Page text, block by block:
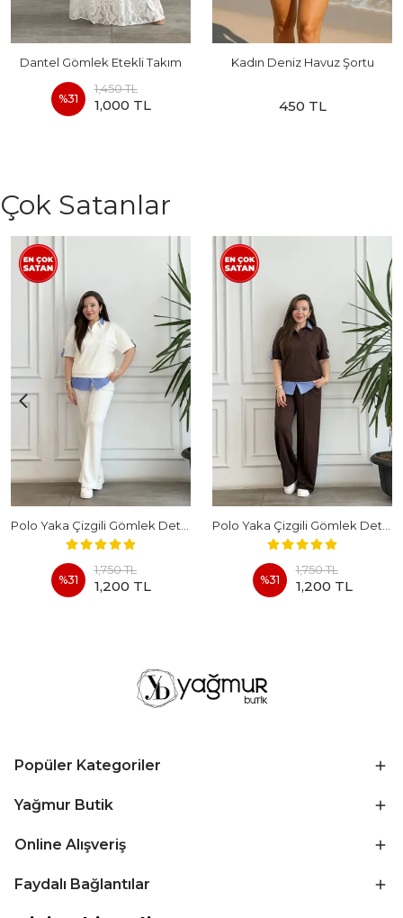
Dantel Gömlek Etekli Takım
%31
1,450 TL
1,000 TL
Kadın Deniz Havuz Şortu
450 TL
Çok Satanlar
%31
1,750 TL
1,200 TL %31
1,750 TL
1,200 TL
Popüler Kategoriler
Yağmur Butik
Online Alışveriş
Faydalı Bağlantılar